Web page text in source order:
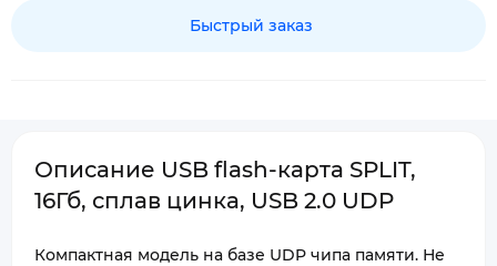
Быстрый заказ
Описание USB flash-карта SPLIT,
16Гб, сплав цинка, USB 2.0 UDP
Компактная модель на базе UDP чипа памяти. Не